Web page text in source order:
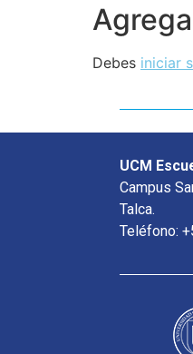
Debes iniciar
UCM
Campus
Talca.
Teléfono: